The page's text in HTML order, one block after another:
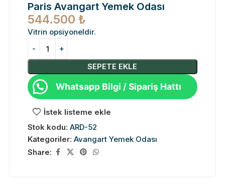
Paris Avangart Yemek Odası
544.500 ₺
Vitrin opsiyoneldir.
SEPETE EKLE
Whatsapp Bilgi / Sipariş Hattı
İstek listeme ekle
Stok kodu: ARD-52
Kategoriler: Avangart Yemek Odası
Share: